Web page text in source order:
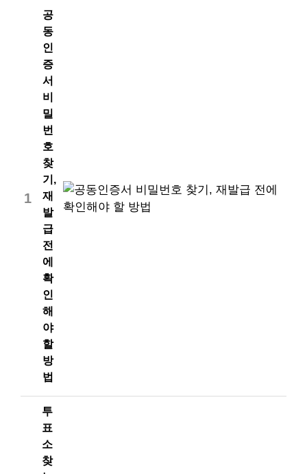
1
공
동
인
증
서
비
밀
번
호
찾
기,
재
발
급
전
에
확
인
해
야
할
방
법
투
표
소
찾